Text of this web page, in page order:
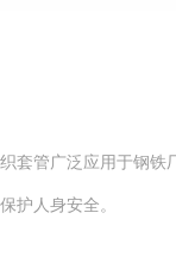
套管广泛应用于钢铁
护人身安全。